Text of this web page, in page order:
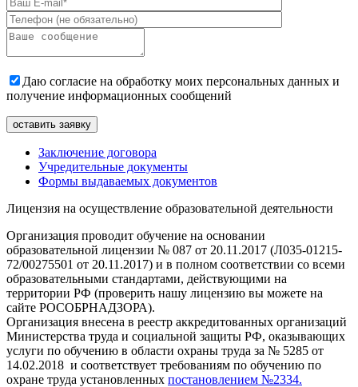
Даю согласие на обработку моих персональных данных и
получение информационных сообщений
Заключение договора
Учредительные документы
Формы выдаваемых документов
Лицензия на осуществление образовательной деятельности
Организация проводит обучение на основании
образовательной лицензии № 087 от 20.11.2017 (Л035-01215-
72/00275501 от 20.11.2017) и в полном соответствии со всеми
образовательными стандартами, действующими на
территории РФ (проверить нашу лицензию вы можете на
сайте РОСОБРНАДЗОРА).
Организация внесена в реестр аккредитованных организаций
Министерства труда и социальной защиты РФ, оказывающих
услуги по обучению в области охраны труда за № 5285 от
14.02.2018 и соответствует требованиям по обучению по
охране труда установленных постановлением №2334.